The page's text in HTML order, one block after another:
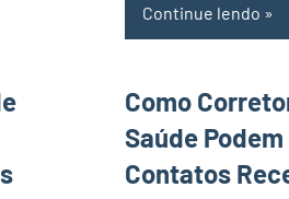
Continue lendo
Como
Saúde
Contatos